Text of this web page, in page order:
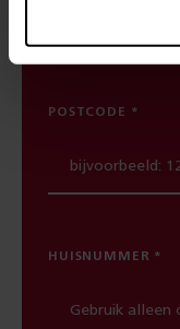
POSTCODE
HUISNUMMER